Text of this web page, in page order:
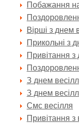
Побажання
Вірші з днем
Прикольні з
Привітання
З днем
З днем
Смс весілля
Привітання з